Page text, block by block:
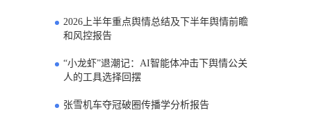
2026上半年重点舆情总结及下半年舆情前瞻
和风控报告
“小龙虾”退潮记：AI智能体冲击下舆情公关
人的工具选择回摆
张雪机车夺冠破圈传播学分析报告